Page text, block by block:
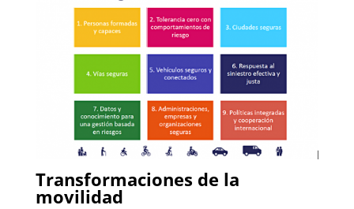
Transformaciones de la
movilidad